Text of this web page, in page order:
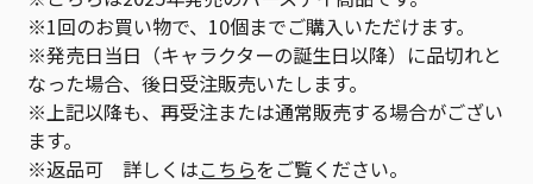
※1回のお買い物で、10個までご購入いただけます。
※発売日当日（キャラクターの誕生日以降）に品切れと
なった場合、後日受注販売いたします。
※上記以降も、再受注または通常販売する場合がござい
ます。
※返品可 詳しくはこちらをご覧ください。